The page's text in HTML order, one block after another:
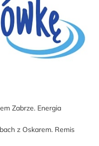
Zabrze. Energia
z Oskarem. Remis